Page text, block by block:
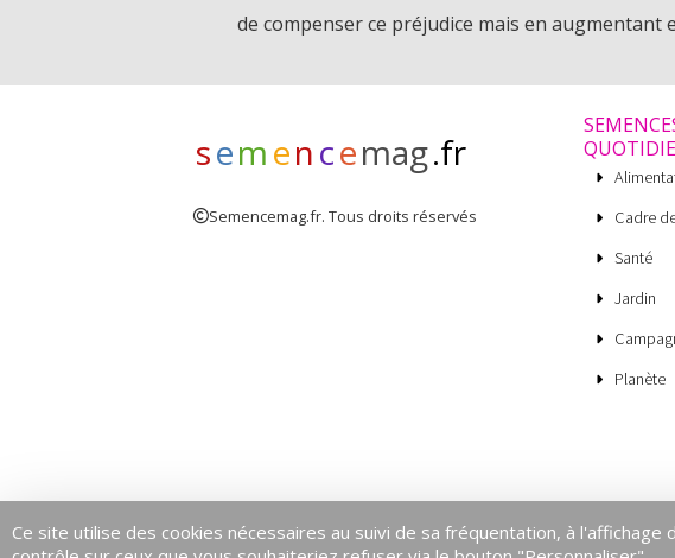
de compenser ce préjudice mais en augmentant
semencemag.fr
Semencemag.fr. Tous droits réservés
Cadre
Santé
Jardin
Planète
Ce site utilise des cookies nécessaires au suivi de sa fréquentation, à